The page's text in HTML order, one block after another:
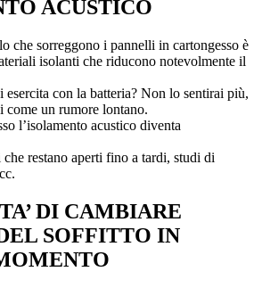
ACUSTICO
che sorreggono i pannelli in cartongesso è
isolanti che riducono notevolmente il
con la batteria? Non lo sentirai più,
come un rumore lontano.
l’isolamento acustico diventa
restano aperti fino a tardi, studi di
DI CAMBIARE
SOFFITTO IN